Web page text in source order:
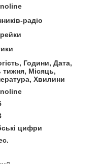
радіо
Години, Дата,
тижня, Місяць,
Хвилини
цифри